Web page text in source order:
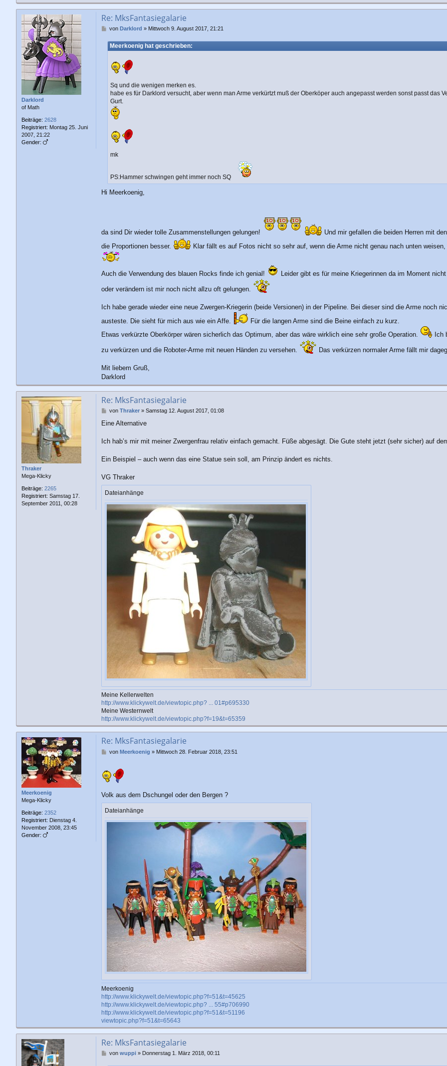
Darklord
of Math
Beiträge: 2628
Registriert: Montag 25. Juni
2007, 21:22
Gender:
Re: MksFantasiegalarie
B
i
t
von Darklord » Mittwoch 9. August 2017, 21:21
Meerkoenig hat geschrieben:
Sq und die wenigen merken es.
habe es für Darklord versucht, aber wenn man Arme verkürtzt muß der Oberköper auch angepasst werden sonst passt das
Gurt.
mk
PS:Hammer schwingen geht immer noch SQ
Hi Meerkoenig,
da sind Dir wieder tolle Zusammenstellungen gelungen! Und mir gefallen die beiden Herren mit
die Proportionen besser.
Klar fällt es auf Fotos nicht so sehr auf, wenn die Arme nicht genau nach unten
Auch die Verwendung des blauen Rocks finde ich genial! Leider gibt es für meine Kriegerinnen da im Moment
oder verändern ist mir noch nicht allzu oft gelungen.
Ich habe gerade wieder eine neue Zwergen-Kriegerin (beide Versionen) in der Pipeline. Bei dieser sind die Arme noch
austeste. Die sieht für mich aus wie ein Affe.
Für die langen Arme sind die Beine einfach zu kurz.
Etwas verkürzte Oberkörper wären sicherlich das Optimum, aber das wäre wirklich eine sehr große Operation.
Ich
zu verkürzen und die Roboter-Arme mit neuen Händen zu versehen. Das verkürzen normaler Arme fällt mir
Mit liebem Gruß,
Darklord
Thraker
Mega-Klicky
Beiträge: 2265
Registriert: Samstag 17.
September 2011, 00:28
Re: MksFantasiegalarie
B
i
r
von Thraker» Samstag 12. August 2017, 01:08
Eine Alternative
Ich hab’s mir mit meiner Zwergenfrau relativ einfach gemacht. Füße abgesägt. Die Gute steht jetzt (sehr sicher) auf
Ein Beispiel – auch wenn das eine Statue sein soll, am Prinzip ändert es nichts.
VG Thraker
Dateianhänge
Meine Kellerwelten
http://www.klickywelt.de/viewtopic.php? ... 01#p695330
Meine Westernwelt
http://www.klickywelt.de/viewtopic.php?f=19&t=65359
Meerkoenig
Mega-Klicky
Beiträge: 2352
Registriert: Dienstag 4.
November 2008, 23:45
Gender:
Re: MksFantasiegalarie
B
t
r
g
von Meerkoenig » Mittwoch 28. Februar 2018, 23:51
Volk aus dem Dschungel oder den Bergen ?
Dateianhänge
Meerkoenig
http://www.klickywelt.de/viewtopic.php?f=51&t=45625
http://www.klickywelt.de/viewtopic.php? ... 55#p706990
http://www.klickywelt.de/viewtopic.php?f=51&t=51196
viewtopic.php?f=51&t=65643
Re: MksFantasiegalarie
Bvon wuppi» Donnerstag 1. März 2018, 00:11